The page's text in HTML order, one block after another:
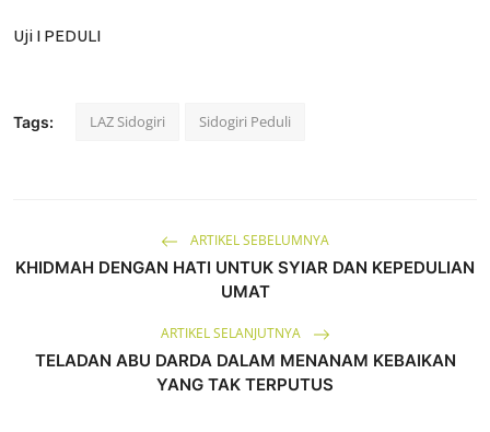
Uji I PEDULI
Tags: LAZ Sidogiri Sidogiri Peduli
ARTIKEL SEBELUMNYA
KHIDMAH DENGAN HATI UNTUK SYIAR DAN KEPEDULIAN
UMAT
ARTIKEL SELANJUTNYA
TELADAN ABU DARDA DALAM MENANAM KEBAIKAN
YANG TAK TERPUTUS